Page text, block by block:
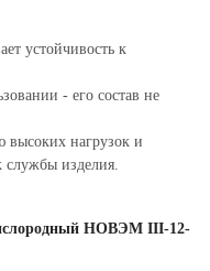
устойчивость к
- его состав не
высоких нагрузок и
службы изделия.
НОВЭМ III-12-